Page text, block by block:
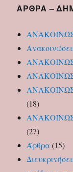
ΑΡΘΡΑ –
(18)
(27)
Άρθρα(15)